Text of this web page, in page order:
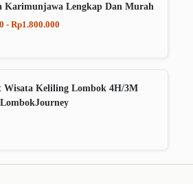
Karimunjawa Lengkap Dan Murah
- Rp1.800.000
Wisata Keliling Lombok 4H/3M